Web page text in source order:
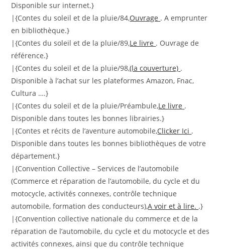
Disponible sur internet.}
|{Contes du soleil et de la pluie/84,Ouvrage . A emprunter
en bibliothèque.}
|{Contes du soleil et de la pluie/89,Le livre . Ouvrage de
référence.}
|{Contes du soleil et de la pluie/98,(la couverture) .
Disponible à l’achat sur les plateformes Amazon, Fnac,
Cultura ….}
|{Contes du soleil et de la pluie/Préambule,Le livre .
Disponible dans toutes les bonnes librairies.}
|{Contes et récits de l’aventure automobile,Clicker Ici .
Disponible dans toutes les bonnes bibliothèques de votre
département.}
|{Convention Collective – Services de l’automobile
(Commerce et réparation de l’automobile, du cycle et du
motocycle, activités connexes, contrôle technique
automobile, formation des conducteurs),A voir et à lire. .}
|{Convention collective nationale du commerce et de la
réparation de l’automobile, du cycle et du motocycle et des
activités connexes, ainsi que du contrôle technique